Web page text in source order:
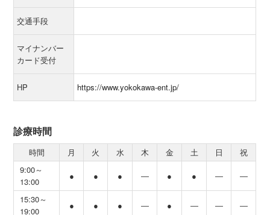
交通手段
マイナンバー
カード受付
HP https://www.yokokawa-ent.jp/
診療時間
時間 月 火 水 木 金 土 日
祝
9:00～
13:00
● ● ● ― ● ● ― ―
15:30～
19:00
● ● ● ― ● ― ― ―